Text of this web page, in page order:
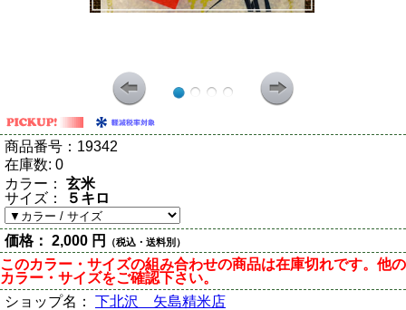
商品番号： 19342
在庫数: 0
カラー：
玄米
サイズ：
５キロ
価格： 2,000 円 （税込・送料別）
このカラー・サイズの組み合わせの商品は在庫切れです。他の
カラー・サイズをご確認下さい。
ショップ名： 下北沢 矢島精米店